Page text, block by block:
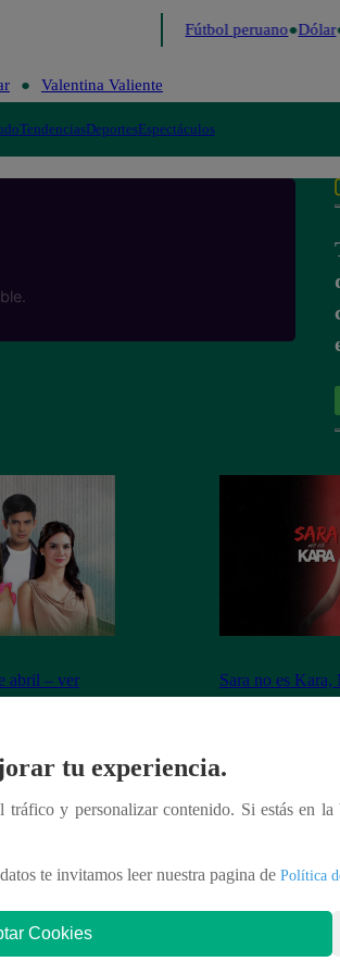
Fútbol peruano Dólar
Valentina Valiente
TendenciasDeportesEspectáculos
abril – ver
Sara no es
tu experiencia.
tráfico y personalizar contenido. Si estás en la
te invitamos leer nuestra pagina de Política
Cookies